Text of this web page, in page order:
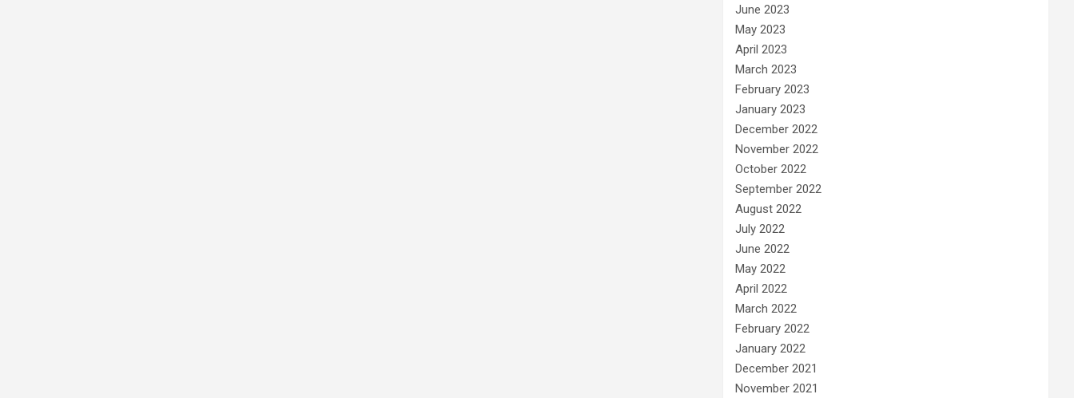
June 2023
May 2023
April 2023
March 2023
February 2023
January 2023
December 2022
November 2022
October 2022
September 2022
August 2022
July 2022
June 2022
May 2022
April 2022
March 2022
February 2022
January 2022
December 2021
November 2021